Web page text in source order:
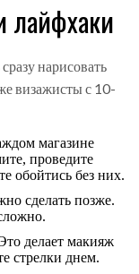
лайфхаки
нарисовать
визажисты с 10-
магазине
проведите
обойтись без них.
сделать позже.
делает макияж
стрелки днем.